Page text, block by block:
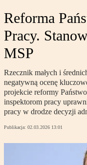
Reforma
Pracy.
MSP
Rzecznik małych i
negatywną ocenę
projekcie reformy
inspektorom pracy
pracy w drodze decyzji
Publikacja: 02.03.2026 13:01